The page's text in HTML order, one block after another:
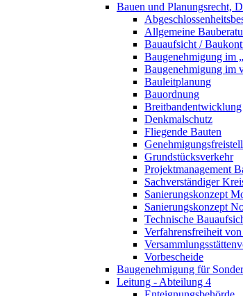
Bauen und Planungsrecht,
Allgemeine
Bauaufsicht /
Baugenehmigung im
Baugenehmigung im
Bauleitplanung
Bauordnung
Breitbandentwicklung
Denkmalschutz
Fliegende Bauten
Grundstücksverkehr
Projektmanagement
Sachverständiger
Sanierungskonzept
Sanierungskonzept
Technische
Verfahrensfreiheit
Vorbescheide
Baugenehmigung für
Leitung - Abteilung 4